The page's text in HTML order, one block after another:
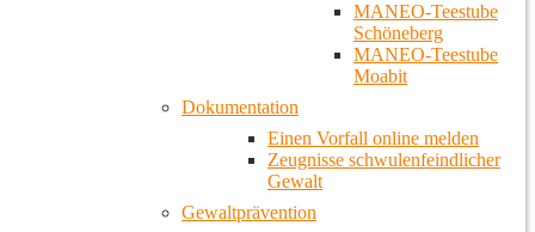
MANEO-Teestube
Schöneberg
MANEO-Teestube
Moabit
Dokumentation
Einen Vorfall online melden
Zeugnisse schwulenfeindlicher
Gewalt
Gewaltprävention